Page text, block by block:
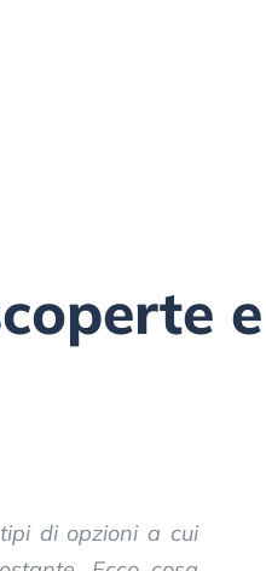
di opzioni a cui